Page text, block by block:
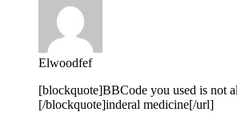
Elwoodfef
[blockquote]BBCode you used is not
[/blockquote]inderal medicine[/url]